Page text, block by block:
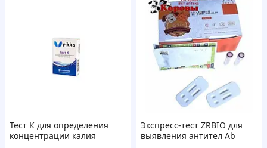
Тест К для определения
концентрации калия
Экспресс-тест ZRBIO для
выявления антител Ab